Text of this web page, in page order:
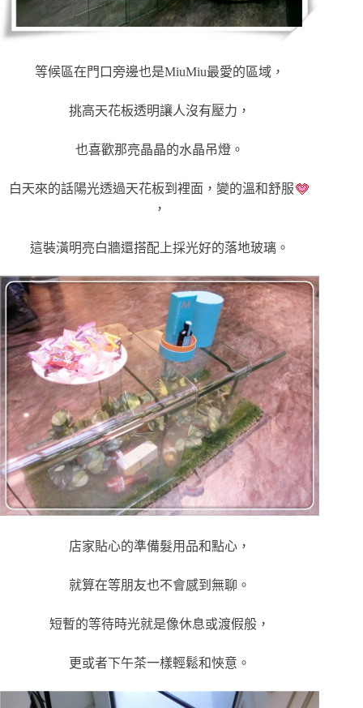
等候區在門口旁邊也是MiuMiu最愛的區域，
挑高天花板透明讓人沒有壓力，
也喜歡那亮晶晶的水晶吊燈。
白天來的話陽光透過天花板到裡面，變的溫和舒服
，
這裝潢明亮白牆還搭配上採光好的落地玻璃。
店家貼心的準備髮用品和點心，
就算在等朋友也不會感到無聊。
短暫的等待時光就是像休息或渡假般，
更或者下午茶一樣輕鬆和悏意。